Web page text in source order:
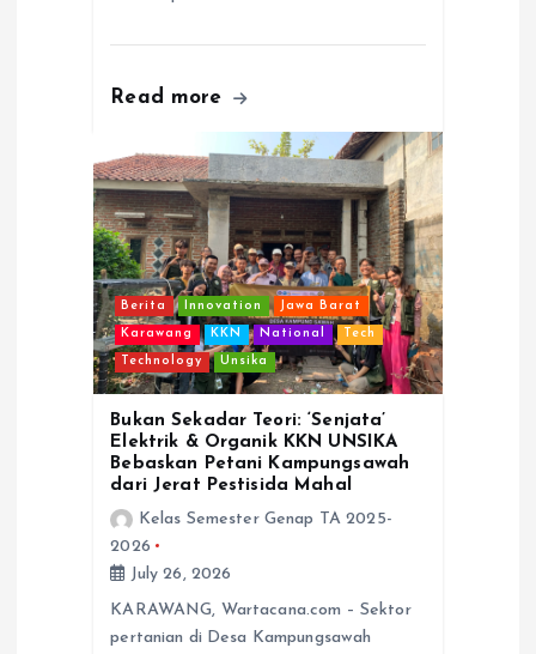
Read more
Berita Innovation Jawa Barat
Karawang KKN National Tech
Technology Unsika
Bukan Sekadar Teori: ‘Senjata’
Elektrik & Organik KKN UNSIKA
Bebaskan Petani Kampungsawah
dari Jerat Pestisida Mahal
Kelas Semester Genap TA 2025-
2026
July 26, 2026
KARAWANG, Wartacana.com – Sektor
pertanian di Desa Kampungsawah